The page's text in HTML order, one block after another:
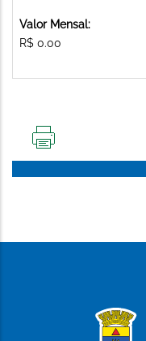
Valor Mensal:
R$ 0.00
PÁGINA